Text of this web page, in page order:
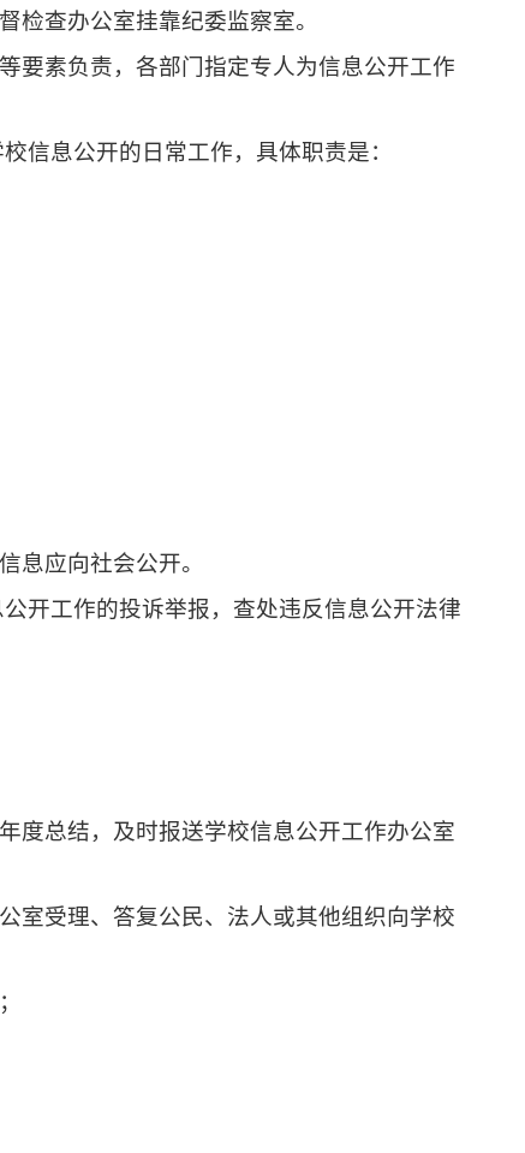
检查办公室挂靠纪委监察室。
要素负责，各部门指定专人为信息公开工作
信息公开的日常工作，具体职责是：
息应向社会公开。
开工作的投诉举报，查处违反信息公开法律
度总结，及时报送学校信息公开工作办公室
室受理、答复公民、法人或其他组织向学校